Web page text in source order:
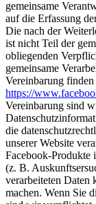
gemeinsame
auf die Erfassung
Die nach der
ist nicht Teil der
obliegenden
gemeinsame
Vereinbarung finden
https://
Vereinbarung sind
die
unserer Website
Facebook-Produkte
(z. B.
verarbeiteten Daten
machen. Wenn Sie